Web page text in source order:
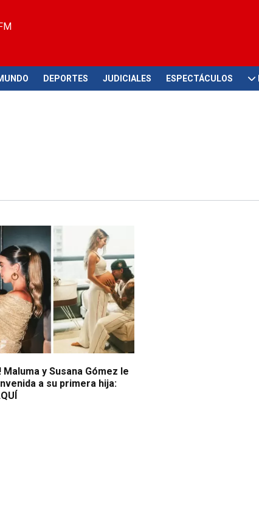
DEPORTES JUDICIALES ESPECTÁCULOS
Maluma y Susana Gómez le
a su primera hija: